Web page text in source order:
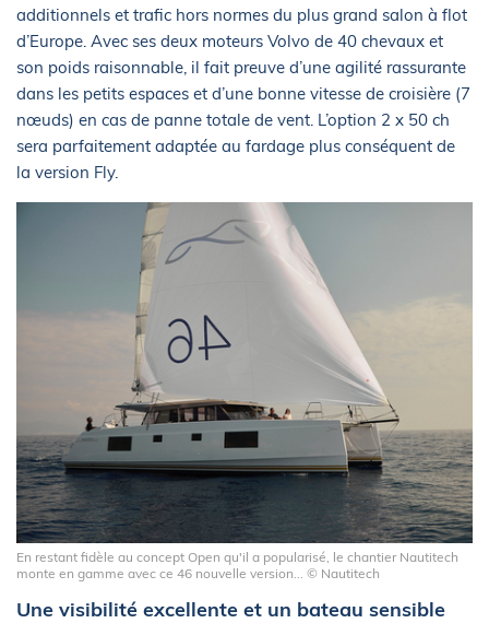
additionnels et trafic hors normes du plus grand salon à flot
d’Europe. Avec ses deux moteurs Volvo de 40 chevaux et
son poids raisonnable, il fait preuve d’une agilité rassurante
dans les petits espaces et d’une bonne vitesse de croisière (7
nœuds) en cas de panne totale de vent. L’option 2 x 50 ch
sera parfaitement adaptée au fardage plus conséquent de
la version Fly.
En restant fidèle au concept Open qu'il a popularisé, le chantier Nautitech
monte en gamme avec ce 46 nouvelle version... © Nautitech
Une visibilité excellente et un bateau sensible